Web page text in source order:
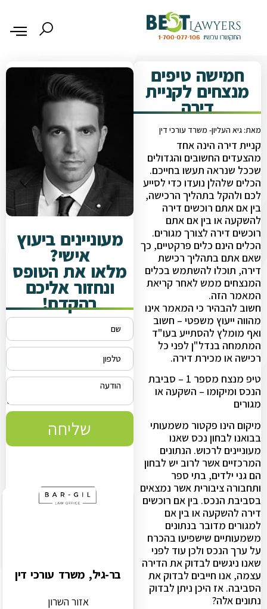
חמישה טיפים
מנצחים לקניית
דירה
מאת: גיא העליון- משרד עורכי דין
קניית דירה הינה אחד
מהצעדים החשובים והגדולים
שככל שנראה תעשו בחייכם.
הכלים שלהלן נועדו כדי לסייע
לכם ולהקל בתהליך הרכישה,
בין אם אתם רוכשים דירה
להשקעה או בין אם אתם
רוכשים דירה לצורך מגורים.
הכלים הינם כלים פרקטיים, כך
שאם אתם בתהליך רכישת
דירה, תוכלו להשתמש בכלים
המנצחים ממש לאחר קריאת
המאמר הזה.
חשוב להבהיר כי המאמר אינו
מהווה ייעוץ משפטי – חשוב
ואף מומלץ להסתייע בעו"ד
המתמחה בנדל"ן לפני כל
רכישה או מכירת דירה.
טיפ מנצח מספר 1 – סביבת
הנכס ומיקומו – השקעה או
מגורים
מיקום הינו פקטור משמעותי
בבואנו לבחון נכס שאנו
מעוניינים לרכוש. הנתונים
המרכזיים אשר לרוב יש לבחון
הם גני ילדים, בתי ספר
ותחבורה ציבורית אשר נמצאים
בסביבת הנכס. בין אם רוכשים
דירה להשקעה או בין אם
למגורים מדובר בנתונים
משמעותיים שישפיעו בהכרח
על ערך הנכס ולכן עוד לפני
שאנו ניגשים לבדוק את הדירה
עצמה, אנו חייבים לבדוק את
הסביבה. אז היכן ניתן לבדוק
נתונים אלה?
מעוניינים ביעוץ
אישי?
מלאו את הטופס
ונחזור אליכם
בהקדם!
שליחה
בר-גיל, משרד עורכי דין
אזור השרון